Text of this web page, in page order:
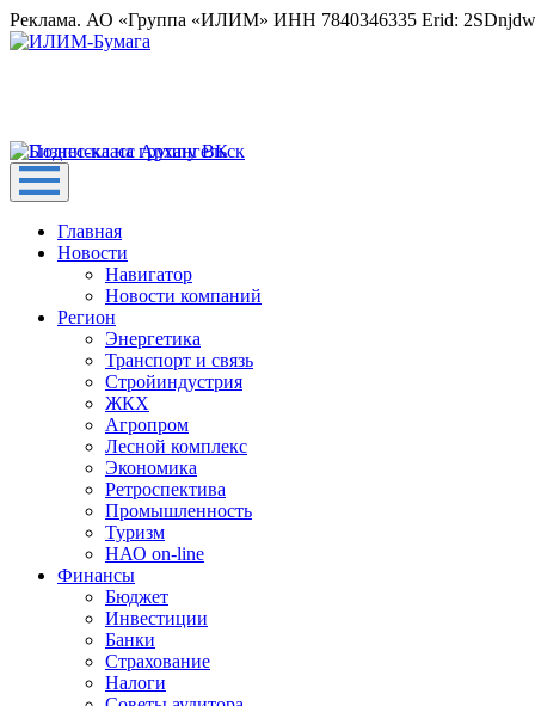
Реклама. АО «Группа «ИЛИМ» ИНН 7840346335 Erid:
Главная
Новости
Навигатор
Новости компаний
Регион
Энергетика
Транспорт и связь
Стройиндустрия
ЖКХ
Агропром
Лесной комплекс
Экономика
Ретроспектива
Промышленность
Туризм
НАО on-line
Финансы
Бюджет
Инвестиции
Банки
Страхование
Налоги